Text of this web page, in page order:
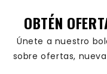
OBTÉN
Únete a nuestro
sobre ofertas,